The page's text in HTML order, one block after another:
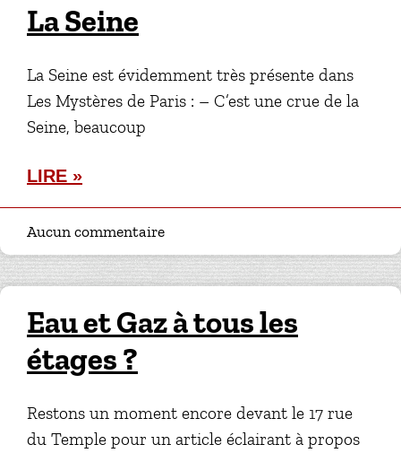
La Seine
La Seine est évidemment très présente dans
Les Mystères de Paris : – C’est une crue de la
Seine, beaucoup
LIRE »
Aucun commentaire
Eau et Gaz à tous les
étages ?
Restons un moment encore devant le 17 rue
du Temple pour un article éclairant à propos